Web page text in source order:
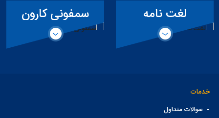
لغت نامه
تخصصی سد
سمفونی کارون
خدمات
- سوالات متداول